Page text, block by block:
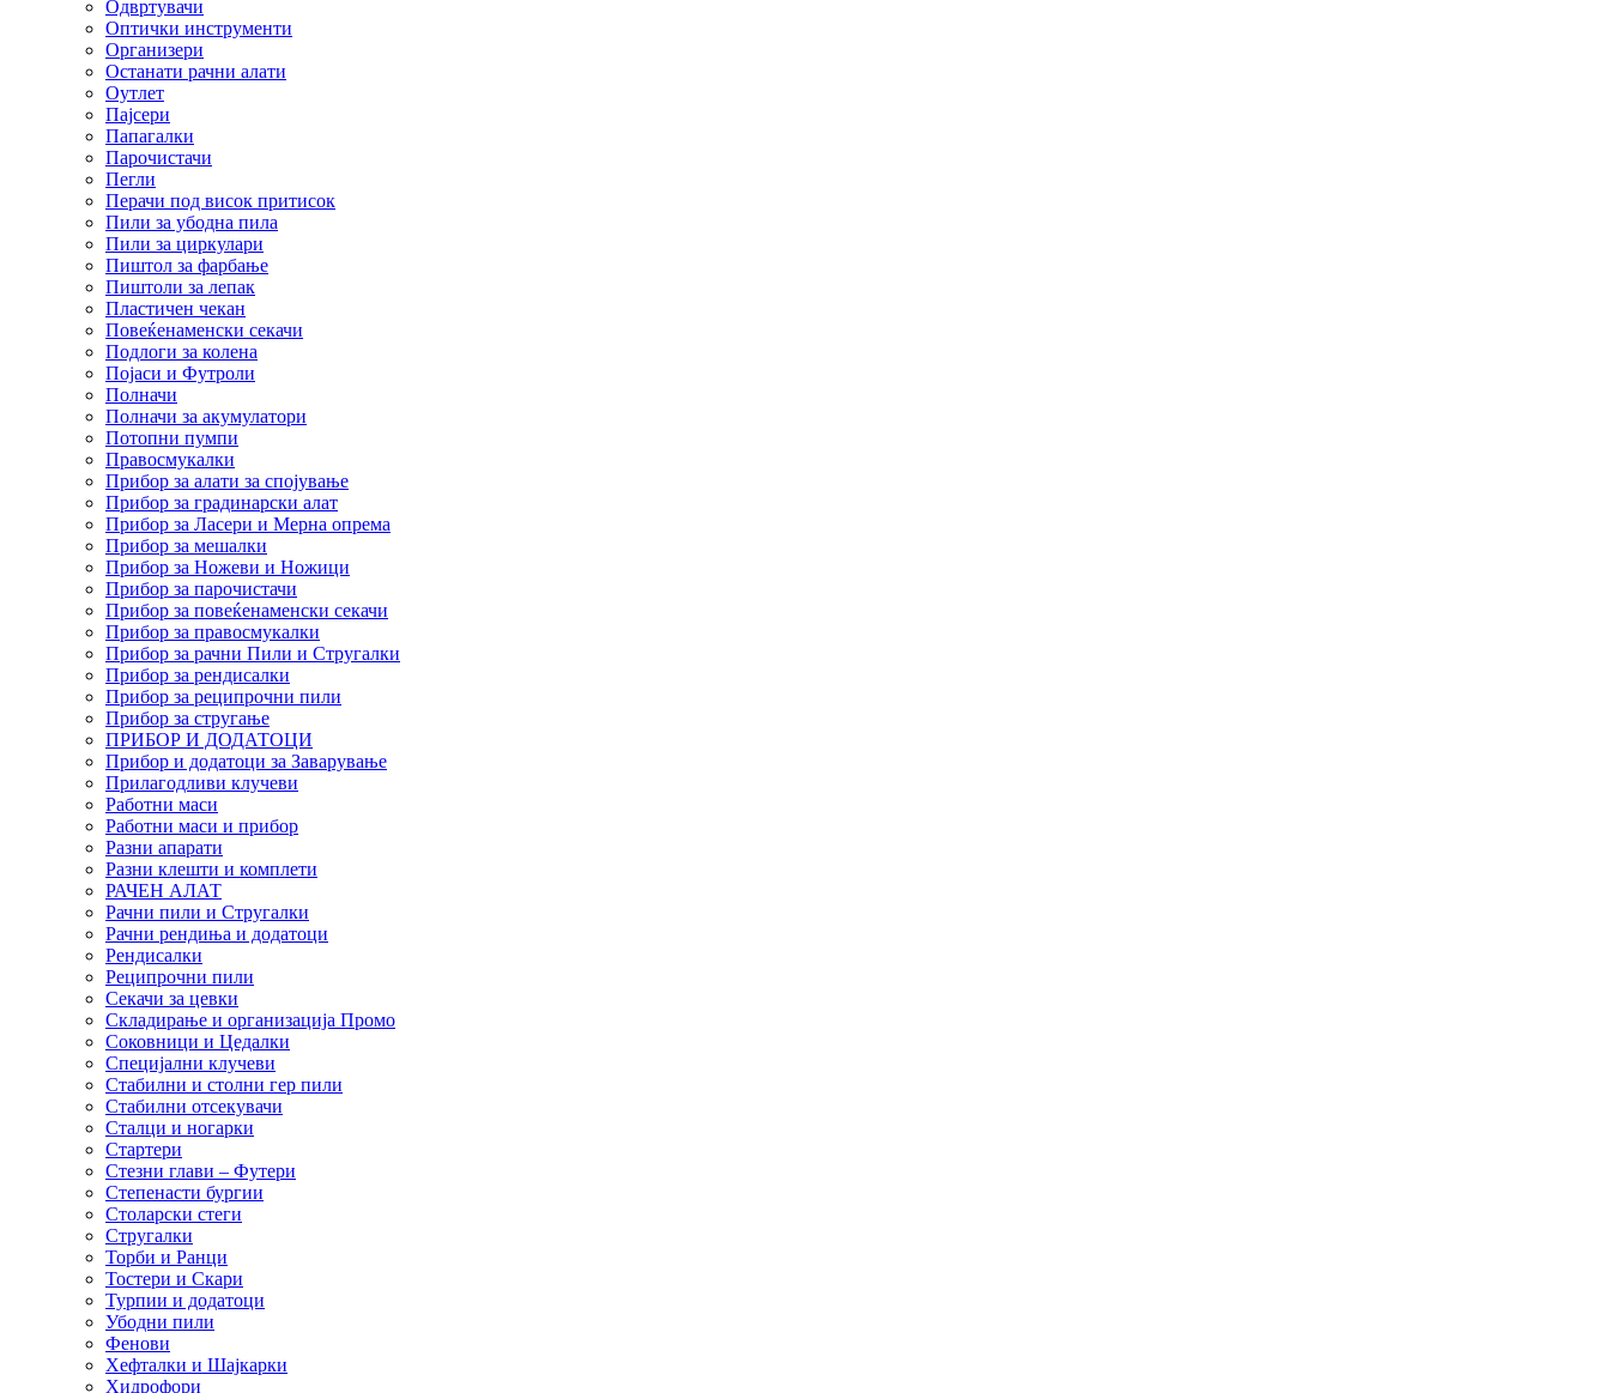
Одвртувачи
Оптички инструменти
Организери
Останати рачни алати
Оутлет
Пајсери
Папагалки
Парочистачи
Пегли
Перачи под висок притисок
Пили за убодна пила
Пили за циркулари
Пиштол за фарбање
Пиштоли за лепак
Пластичен чекан
Повеќенаменски секачи
Подлоги за колена
Појаси и Футроли
Полначи
Полначи за акумулатори
Потопни пумпи
Правосмукалки
Прибор за алати за спојување
Прибор за градинарски алат
Прибор за Ласери и Мерна опрема
Прибор за мешалки
Прибор за Ножеви и Ножици
Прибор за парочистачи
Прибор за повеќенаменски секачи
Прибор за правосмукалки
Прибор за рачни Пили и Стругалки
Прибор за рендисалки
Прибор за реципрочни пили
Прибор за стругање
ПРИБОР И ДОДАТОЦИ
Прибор и додатоци за Заварување
Прилагодливи клучеви
Работни маси
Работни маси и прибор
Разни апарати
Разни клешти и комплети
РАЧЕН АЛАТ
Рачни пили и Стругалки
Рачни рендиња и додатоци
Рендисалки
Реципрочни пили
Секачи за цевки
Складирање и организација Промо
Соковници и Цедалки
Специјални клучеви
Стабилни и столни гер пили
Стабилни отсекувачи
Сталци и ногарки
Стартери
Стезни глави – Футери
Степенасти бургии
Столарски стеги
Стругалки
Торби и Ранци
Тостери и Скари
Турпии и додатоци
Убодни пили
Фенови
Хефталки и Шајкарки
Хидрофори